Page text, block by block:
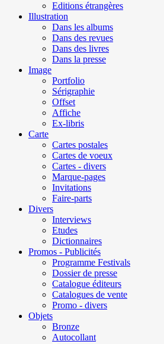
Editions étrangères
Illustration
Dans les albums
Dans des revues
Dans des livres
Dans la presse
Image
Portfolio
Sérigraphie
Offset
Affiche
Ex-libris
Carte
Cartes postales
Cartes de voeux
Cartes - divers
Marque-pages
Invitations
Faire-parts
Divers
Interviews
Etudes
Dictionnaires
Promos - Publicités
Programme Festivals
Dossier de presse
Catalogue éditeurs
Catalogues de vente
Promo - divers
Objets
Bronze
Autocollant